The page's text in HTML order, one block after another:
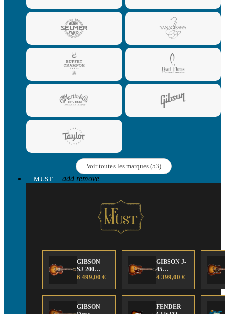
Voir toutes les marques (53)
MUST
add remove
GIBSON
SJ-200
Anniversary
Edition
6 499,00 €
GIBSON J-
45
Anniversary
Edition
4 399,00 €
GIBSON
FENDER